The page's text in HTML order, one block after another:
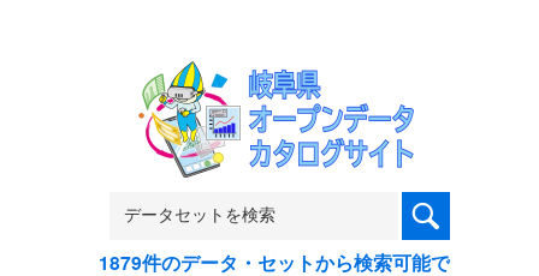
1879件のデータ・セットから検索可能で